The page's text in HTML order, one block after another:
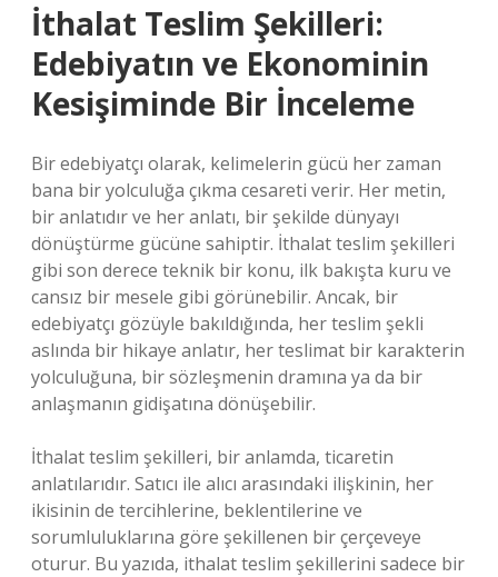
İthalat Teslim Şekilleri:
Edebiyatın ve Ekonominin
Kesişiminde Bir İnceleme
Bir edebiyatçı olarak, kelimelerin gücü her zaman
bana bir yolculuğa çıkma cesareti verir. Her metin,
bir anlatıdır ve her anlatı, bir şekilde dünyayı
dönüştürme gücüne sahiptir. İthalat teslim şekilleri
gibi son derece teknik bir konu, ilk bakışta kuru ve
cansız bir mesele gibi görünebilir. Ancak, bir
edebiyatçı gözüyle bakıldığında, her teslim şekli
aslında bir hikaye anlatır, her teslimat bir karakterin
yolculuğuna, bir sözleşmenin dramına ya da bir
anlaşmanın gidişatına dönüşebilir.
İthalat teslim şekilleri, bir anlamda, ticaretin
anlatılarıdır. Satıcı ile alıcı arasındaki ilişkinin, her
ikisinin de tercihlerine, beklentilerine ve
sorumluluklarına göre şekillenen bir çerçeveye
oturur. Bu yazıda, ithalat teslim şekillerini sadece bir